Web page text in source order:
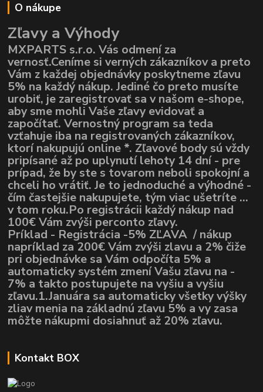
O nákupe
Zľavy a Výhody
MXPARTS s.r.o. Vás odmení za
vernosť.Ceníme si verných zákazníkov a preto
Vám z každej objednávky poskytneme zľavu
5% na každý nákup. Jediné čo preto musíte
urobiť, je zaregistrovať sa v našom e-shope,
aby sme mohli Vaše zľavy evidovať a
započítať. Vernostný program sa teda
vzťahuje iba na registrovaných zákazníkov,
ktorí nakupujú online *. Zľavové body sú vždy
pripísané až po uplynutí lehoty 14 dní - pre
prípad, že by ste s tovarom neboli spokojní a
chceli ho vrátiť. Je to jednoduché a výhodné -
čím častejšie nakupujete, tým viac ušetríte ...
v tom roku.Po registrácii každý nákup nad
100€ Vám zvýši perconto zľavy.
Príklad - Registrácia -5% ZĽAVA / nákup
napríklad za 200€ Vám zvýši zlavu a 2% čiže
pri objednávke sa Vám odpočíta 5% a
automaticky systém zmení Vašu zľavu na -
7% a takto postupujete na vyšiu a vyšiu
zľavu.1.Januára sa automaticky všetky výšky
zliav menia na základnú zľavu 5% a vy zasa
môžte nákupmi dosiahnuť až 20% zľavu.
Kontakt BOX